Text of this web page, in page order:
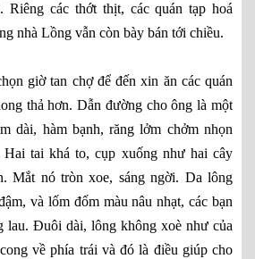
Riêng các thớt thịt, các quán tạp hoá
nhà Lồng vẫn còn bày bán tới chiều.
giờ tan chợ để đến xin ăn các quán
thả hơn. Dẫn đường cho ông là một
dài, hàm bạnh, răng lởm chởm nhọn
Hai tai khá to, cụp xuống như hai cây
Mắt nó tròn xoe, sáng ngời. Da lông
và lốm đốm màu nâu nhạt, các bạn
lau. Đuôi dài, lông không xoè như của
về phía trái và đó là điều giúp cho